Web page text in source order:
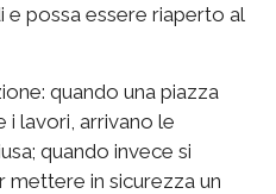
e possa essere riaperto al
quando una piazza
i lavori, arrivano le
quando invece si
mettere in sicurezza un